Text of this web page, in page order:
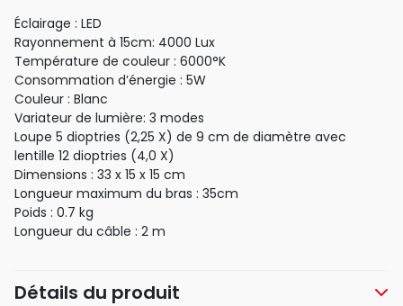
Éclairage : LED
Rayonnement à 15cm: 4000 Lux
Température de couleur : 6000°K
Consommation d’énergie : 5W
Couleur : Blanc
Variateur de lumière: 3 modes
Loupe 5 dioptries (2,25 X) de 9 cm de diamètre avec
lentille 12 dioptries (4,0 X)
Dimensions : 33 x 15 x 15 cm
Longueur maximum du bras : 35cm
Poids : 0.7 kg
Longueur du câble : 2 m
Détails du produit